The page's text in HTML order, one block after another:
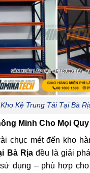
Kệ Trung Tải Tại Bà
Minh Cho Mọi
chục mét đến kho
Bà Rịađều là giải
dụng – phù hợp